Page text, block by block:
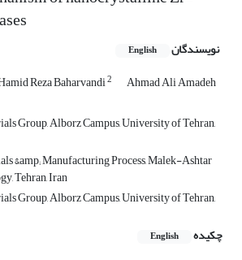
نویسندگان English
Reza Baharvandi2 Ahmad Ali Amadeh
Group, Alborz Campus, University of Tehran,
&amp; Manufacturing Process, Malek-Ashtar
Tehran, Iran
Group, Alborz Campus, University of Tehran,
چکیده
English